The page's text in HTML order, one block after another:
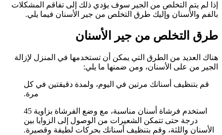
إذا لم يتم التخلص من الجير سوف يؤدي ذلك إلى تفاقم المشكلات
بالفم والأسنان وإليك طرق التخلص من جير الأسنان فيما يلي.
طرق التخلص من جير الأسنان
هناك العديد من الطرق التي يمكن أن تستخدمها في المنزل لإزالة
الجير من على الأسنان، ومن ضمنها ما يلي:
قم بتنظيف أسنانك مرتين في اليوم، ولمدة دقيقتين في كل
مرة.
استخدم فرشاة أسنان مناسبة، مع وضع الفرشاة بزاوية 45
درجة حتى تتمكن الشعيرات من الوصول إلى الزوايا بين
الأسنان واللثة، وقم بتنظيف أسنانك بحركات لطيفة وقصيرة.